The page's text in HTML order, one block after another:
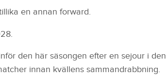
en annan forward.
den här säsongen efter en sejour i den
innan kvällens sammandrabbning.